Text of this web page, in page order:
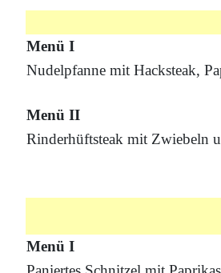
Menü I
Nudelpfanne mit Hacksteak,
Menü II
Rinderhüftsteak mit Zwiebeln
Menü I